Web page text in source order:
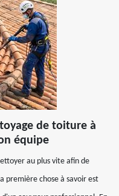
de toiture à
équipe
au plus vite afin de
première chose à savoir est